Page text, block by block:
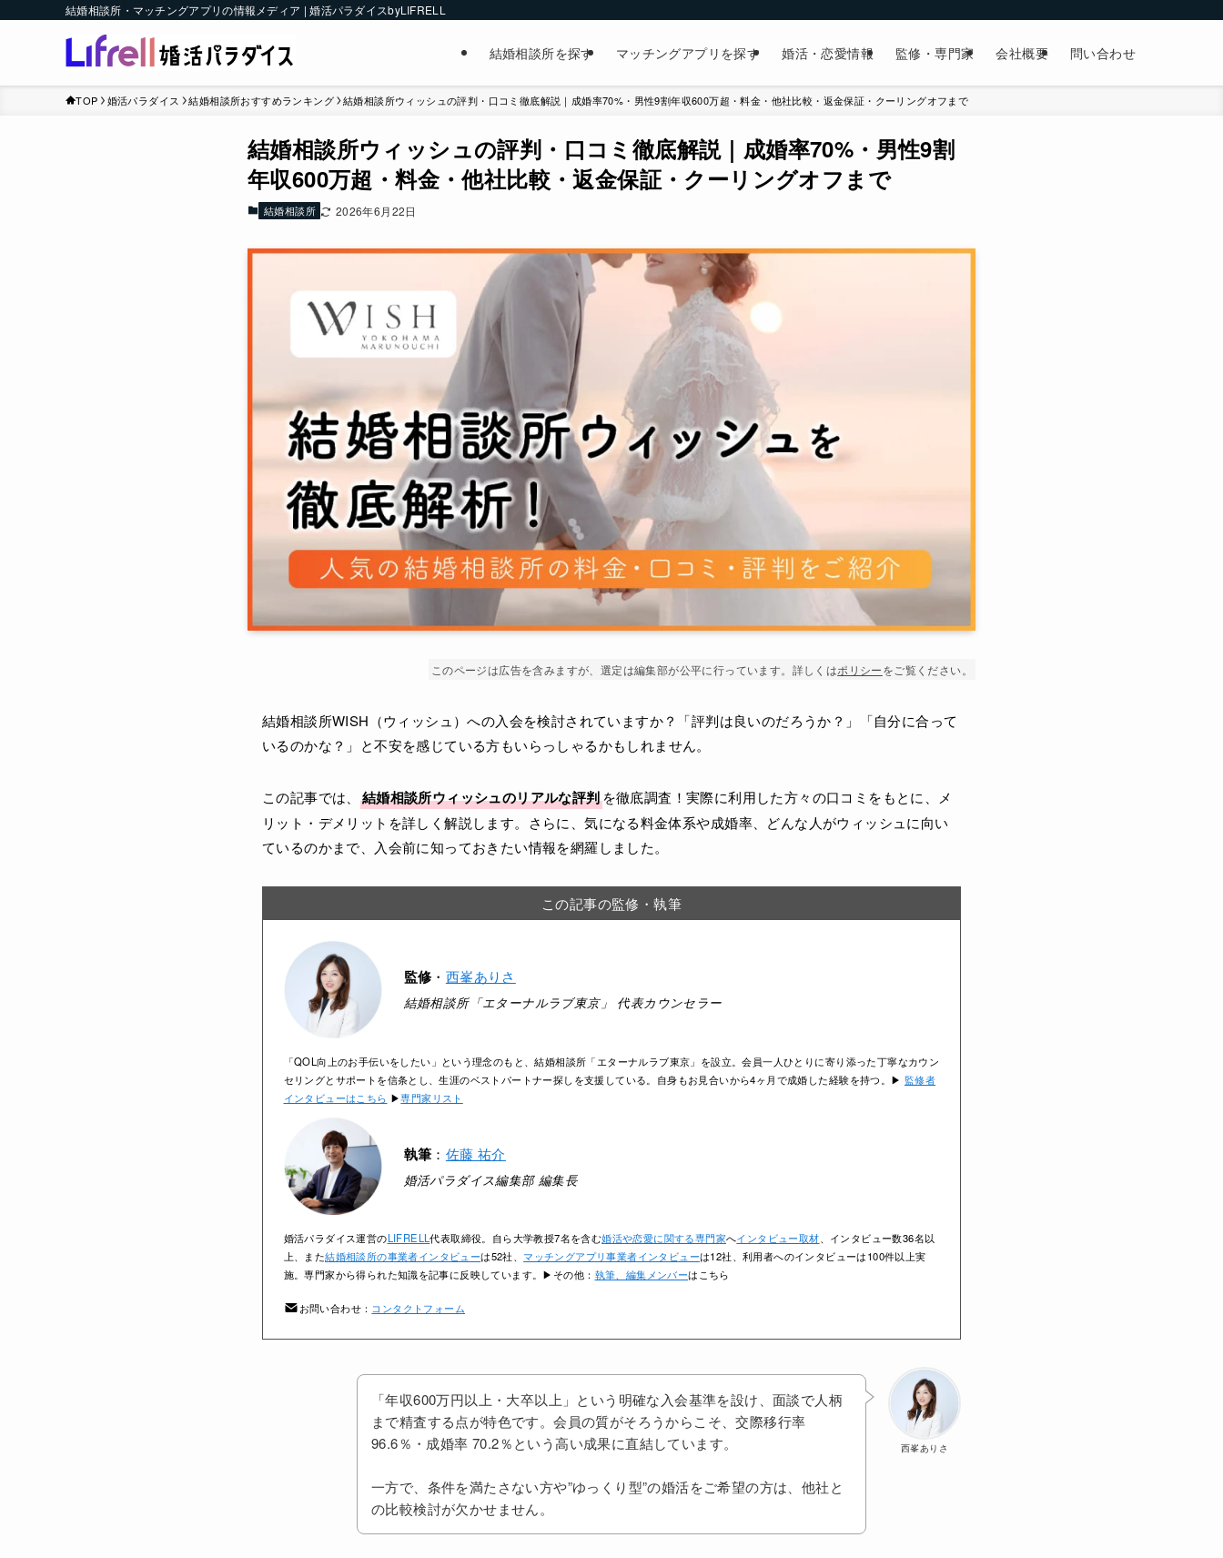
結婚相談所・マッチングアプリの情報メディア | 婚活パラダイスbyLIFRELL
結婚相談所を探す マッチングアプリを探す 婚活・恋愛情報 監修・専門家 会社概要 問い合わせ
TOP 婚活パラダイス 結婚相談所おすすめランキング 結婚相談所ウィッシュの評判・口コミ徹底解説｜成婚率70%・男性9割年収600万超・料金・他社比較・返金保証・クーリングオフまで
結婚相談所ウィッシュの評判・口コミ徹底解説｜成婚率70%・男性9割
年収600万超・料金・他社比較・返金保証・クーリングオフまで
結婚相談所 2026年6月22日
このページは広告を含みますが、選定は編集部が公平に行っています。詳しくはポリシーをご覧ください。
結婚相談所WISH（ウィッシュ）への入会を検討されていますか？「評判は良いのだろうか？」「自分に合って
いるのかな？」と不安を感じている方もいらっしゃるかもしれません。
この記事では、 結婚相談所ウィッシュのリアルな評判を徹底調査！実際に利用した方々の口コミをもとに、メ
リット・デメリットを詳しく解説します。さらに、気になる料金体系や成婚率、どんな人がウィッシュに向い
ているのかまで、入会前に知っておきたい情報を網羅しました。
この記事の監修・執筆
監修・ 西峯ありさ
結婚相談所「エターナルラブ東京」 代表カウンセラー
「QOL向上のお手伝いをしたい」という理念のもと、結婚相談所「エターナルラブ東京」を設立。会員一人ひとりに寄り添った丁寧なカウン
セリングとサポートを信条とし、生涯のベストパートナー探しを支援している。自身もお見合いから4ヶ月で成婚した経験を持つ。▶ 監修者
インタビューはこちら ▶専門家リスト
執筆 ： 佐藤 祐介
婚活パラダイス編集部 編集長
婚活パラダイス運営のLIFRELL代表取締役。自ら大学教授7名を含む婚活や恋愛に関する専門家へインタビュー取材、インタビュー数36名以
上、また結婚相談所の事業者インタビューは52社、マッチングアプリ事業者インタビューは12社、利用者へのインタビューは100件以上実
施。専門家から得られた知識を記事に反映しています。▶その他： 執筆、編集メンバーはこちら
お問い合わせ： コンタクトフォーム
西峯ありさ
「年収600万円以上・大卒以上」という明確な入会基準を設け、面談で人柄
まで精査する点が特色です。会員の質がそろうからこそ、交際移行率
96.6％・成婚率 70.2％という高い成果に直結しています。
一方で、条件を満たさない方や”ゆっくり型”の婚活をご希望の方は、他社と
の比較検討が欠かせません。